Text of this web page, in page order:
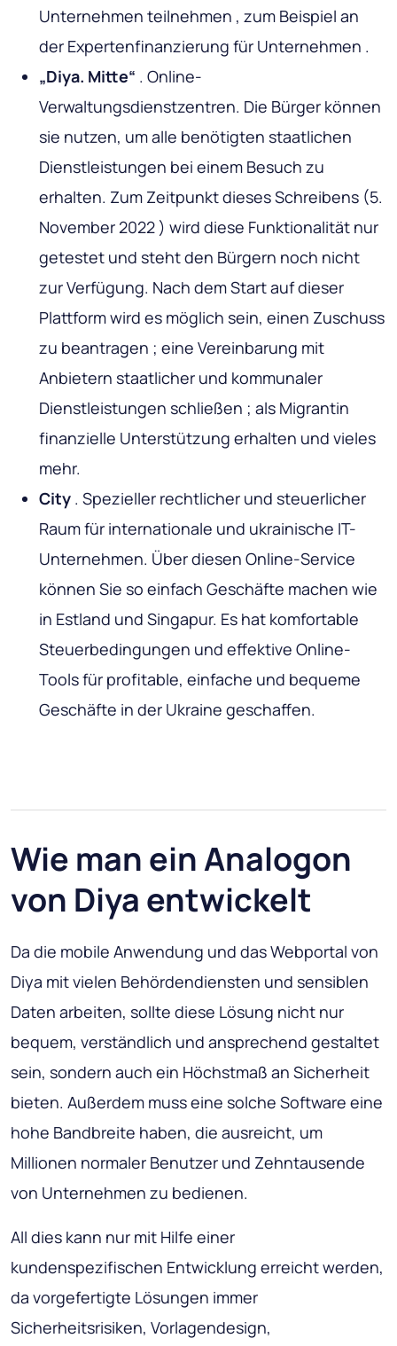
Unternehmen teilnehmen , zum Beispiel an
der Expertenfinanzierung für Unternehmen .
„Diya. Mitte“ . Online-
Verwaltungsdienstzentren. Die Bürger können
sie nutzen, um alle benötigten staatlichen
Dienstleistungen bei einem Besuch zu
erhalten. Zum Zeitpunkt dieses Schreibens (5.
November 2022 ) wird diese Funktionalität nur
getestet und steht den Bürgern noch nicht
zur Verfügung. Nach dem Start auf dieser
Plattform wird es möglich sein, einen Zuschuss
zu beantragen ; eine Vereinbarung mit
Anbietern staatlicher und kommunaler
Dienstleistungen schließen ; als Migrantin
finanzielle Unterstützung erhalten und vieles
mehr.
City . Spezieller rechtlicher und steuerlicher
Raum für internationale und ukrainische IT-
Unternehmen. Über diesen Online-Service
können Sie so einfach Geschäfte machen wie
in Estland und Singapur. Es hat komfortable
Steuerbedingungen und effektive Online-
Tools für profitable, einfache und bequeme
Geschäfte in der Ukraine geschaffen.
Wie man ein Analogon
von Diya entwickelt
Da die mobile Anwendung und das Webportal von
Diya mit vielen Behördendiensten und sensiblen
Daten arbeiten, sollte diese Lösung nicht nur
bequem, verständlich und ansprechend gestaltet
sein, sondern auch ein Höchstmaß an Sicherheit
bieten. Außerdem muss eine solche Software eine
hohe Bandbreite haben, die ausreicht, um
Millionen normaler Benutzer und Zehntausende
von Unternehmen zu bedienen.
All dies kann nur mit Hilfe einer
kundenspezifischen Entwicklung erreicht werden,
da vorgefertigte Lösungen immer
Sicherheitsrisiken, Vorlagendesign,